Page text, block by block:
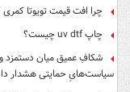
چرا افت قیمت تویوتا
چاپ uv dtf چیست؟
شکافِ عمیق میان دستمزد
سیاست‌هایِ حمایتی هشدار